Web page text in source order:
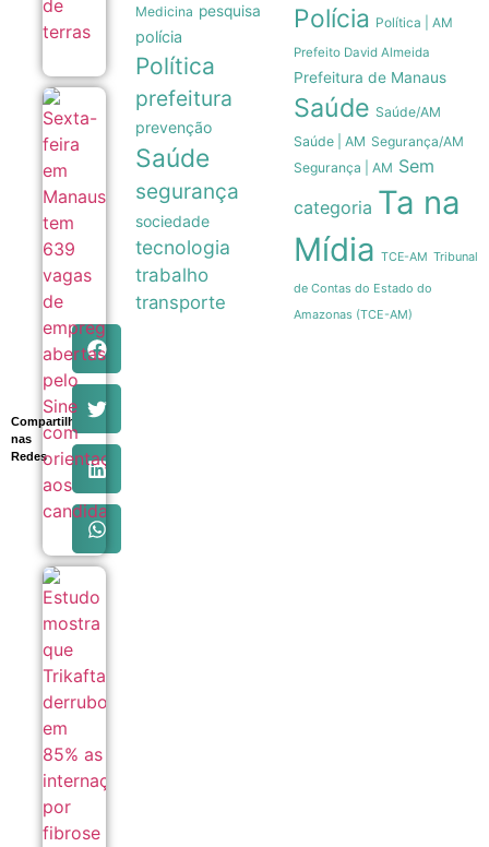
Compartilhe
nas
Redes
Sexta-feira
em Manaus
vagas de
abertas
pelo Sine
com
orientações
candidatos
06/08
Medicina pesquisa
polícia
Política
prefeitura
prevenção
Saúde
segurança
sociedade
tecnologia
trabalho
transporte
Polícia Política | AM
Prefeito David Almeida
Prefeitura de Manaus
Saúde Saúde/AM
Saúde | AM Segurança/AM
Segurança | AM Sem
categoria Ta na
Mídia TCE-AM Tribunal
de Contas do Estado do
Amazonas (TCE-AM)